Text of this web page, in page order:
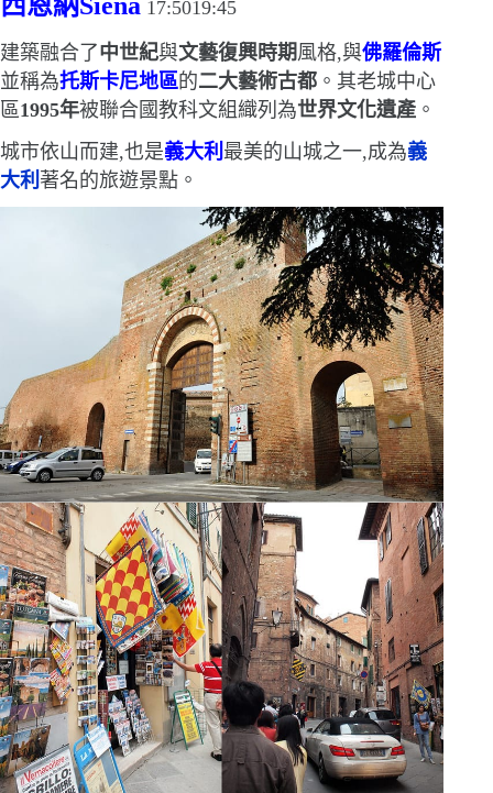
17:5019:45
建築融合了中世紀與文藝復興時期風格,與佛羅倫斯
並稱為托斯卡尼地區的二大藝術古都 。 其老城中心
區1995年被聯合國教科文組織列為世界文化遺產 。
城市依山而建,也是義大利 最美的山城之一,成為義
大利 著名的旅遊景點。